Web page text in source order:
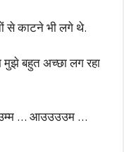
से काटने भी लगे थे.
मुझे बहुत अच्छा लग रहा
… आउउउउम …